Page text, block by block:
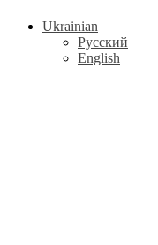
Ukrainian
Русский
English